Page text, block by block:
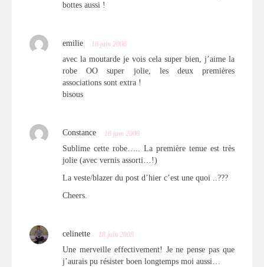
bottes aussi !
emilie 18 juin 2008
avec la moutarde je vois cela super bien, j’aime la
robe OO super jolie, les deux premières
associations sont extra !
bisous
Constance 18 juin 2008
Sublime cette robe….. La première tenue est très
jolie (avec vernis assorti…!)
La veste/blazer du post d’hier c’est une quoi ..???
Cheers.
celinette 18 juin 2008
Une merveille effectivement! Je ne pense pas que
j’aurais pu résister boen longtemps moi aussi…